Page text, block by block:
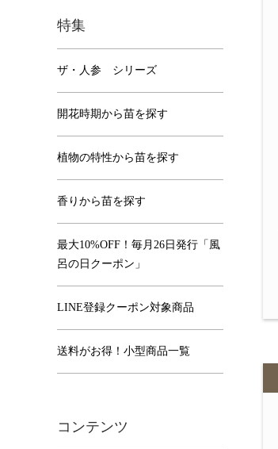
特集
ザ・人参 シリーズ
開花時期から苗を探す
植物の特性から苗を探す
香りから苗を探す
最大10%OFF！毎月26日発行「風
呂の日クーポン」
LINE登録クーポン対象商品
送料がお得！小型商品一覧
コンテンツ